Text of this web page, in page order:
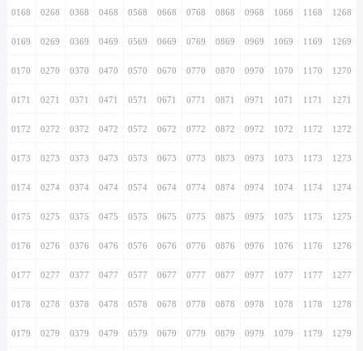
0168 0268 0368 0468 0568 0668 0768 0868 0968 1068 1168 1268
0169 0269 0369 0469 0569 0669 0769 0869 0969 1069 1169 1269
0170 0270 0370 0470 0570 0670 0770 0870 0970 1070 1170 1270
0171 0271 0371 0471 0571 0671 0771 0871 0971 1071 1171 1271
0172 0272 0372 0472 0572 0672 0772 0872 0972 1072 1172 1272
0173 0273 0373 0473 0573 0673 0773 0873 0973 1073 1173 1273
0174 0274 0374 0474 0574 0674 0774 0874 0974 1074 1174 1274
0175 0275 0375 0475 0575 0675 0775 0875 0975 1075 1175 1275
0176 0276 0376 0476 0576 0676 0776 0876 0976 1076 1176 1276
0177 0277 0377 0477 0577 0677 0777 0877 0977 1077 1177 1277
0178 0278 0378 0478 0578 0678 0778 0878 0978 1078 1178 1278
0179 0279 0379 0479 0579 0679 0779 0879 0979 1079 1179 1279